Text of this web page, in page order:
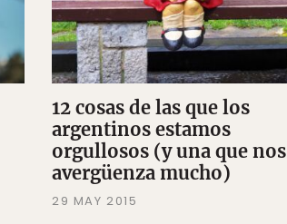
12 cosas de las que los
argentinos estamos
orgullosos (y una que nos
avergüenza mucho)
29 MAY 2015